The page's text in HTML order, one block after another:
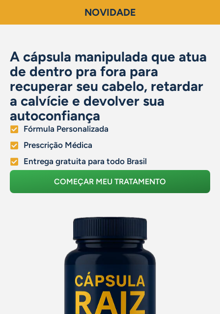
NOVIDADE
A cápsula manipulada que atua
de dentro pra fora para
recuperar seu cabelo, retardar
a calvície e devolver sua
autoconfiança
Fórmula Personalizada
Prescrição Médica
Entrega gratuita para todo Brasil
COMEÇAR MEU TRATAMENTO